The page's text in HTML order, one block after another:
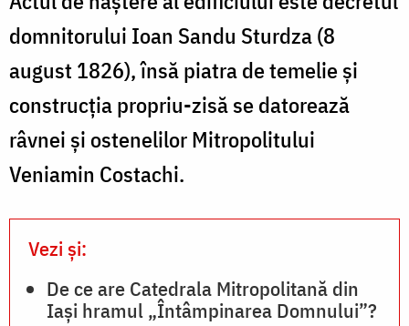
domnitorului Ioan Sandu Sturdza (8
august 1826), însă piatra de temelie şi
construcţia propriu-zisă se datorează
râvnei şi ostenelilor Mitropolitului
Veniamin Costachi.
Vezi și:
De ce are Catedrala Mitropolitană din
Iași hramul „Întâmpinarea Domnului”?